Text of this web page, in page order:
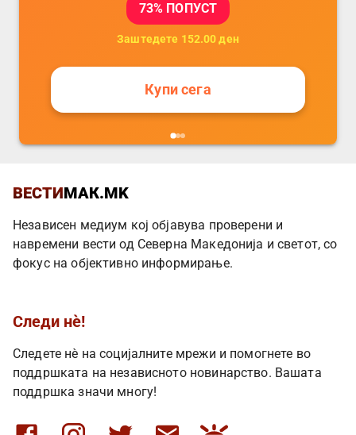
73% ПОПУСТ
Заштедете 152.00 ден
Купи сега
ВЕСТИМАК.MK
Независен медиум кој објавува проверени и
навремени вести од Северна Македонија и светот, со
фокус на објективно информирање.
Следи нè!
Следете нè на социјалните мрежи и помогнете во
поддршката на независното новинарство. Вашата
поддршка значи многу!